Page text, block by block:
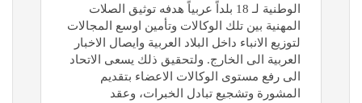
الوطنية لـ 18 بلداً عربياً هدفه توثيق الصلات
المهنية بين تلك الوكالات وتأمين اوسع المجالات
لتوزيع الانباء داخل البلاد العربية وايصال الاخبار
العربية الى الخارج. ولتحقيق ذلك يسعى الاتحاد
الى رفع مستوى الوكالات الاعضاء بتقديم
المشورة وتشجيع تبادل الخبرات، وعقد